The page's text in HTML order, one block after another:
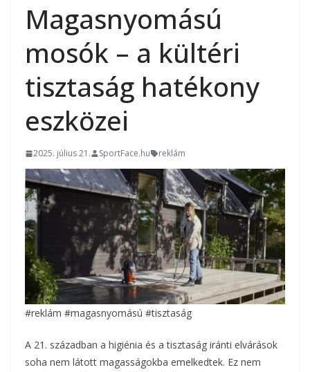
Magasnyomású
mosók – a kültéri
tisztaság hatékony
eszközei
2025. július 21. SportFace.hu reklám
#reklám #magasnyomású #tisztaság
A 21. században a higiénia és a tisztaság iránti elvárások
soha nem látott magasságokba emelkedtek. Ez nem